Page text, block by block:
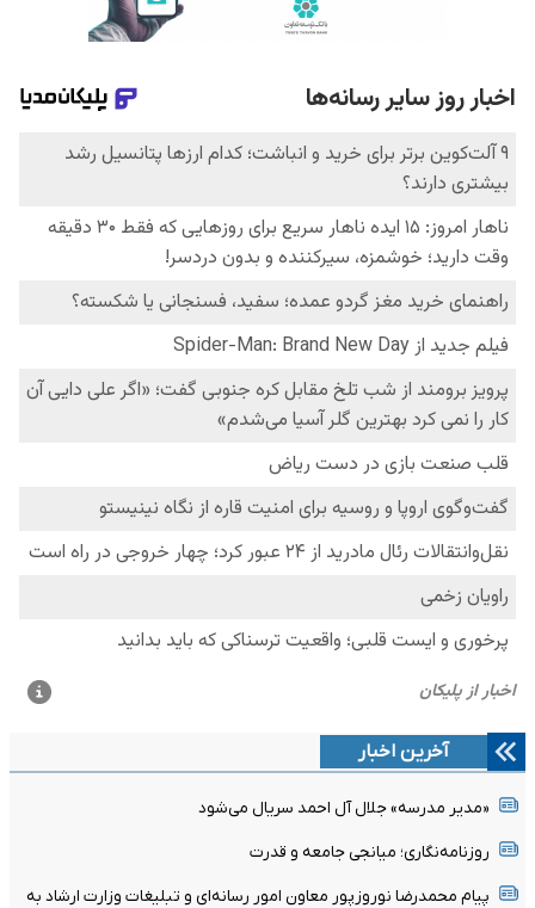
آخرین اخبار
«مدیر مدرسه» جلال آل احمد سریال می‌شود
روزنامه‌نگاری؛ میانجی جامعه و قدرت
پیام محمدرضا نوروزپور معاون امور رسانه‌ای و تبلیغات وزارت ارشاد به